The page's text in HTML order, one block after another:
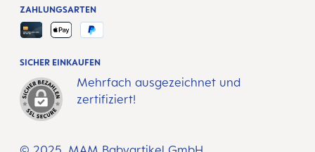
SICHER EINKAUFEN
Mehrfach ausgezeichnet und
zertifiziert!
ZAHLUNGSARTEN